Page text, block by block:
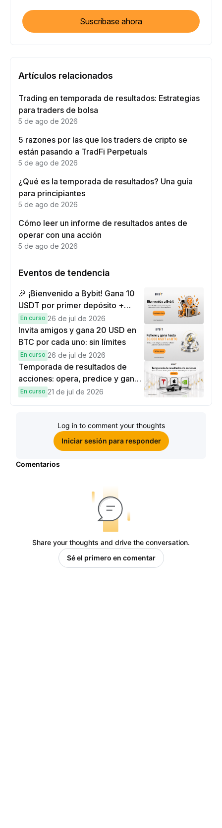
Suscríbase ahora
Artículos relacionados
Trading en temporada de resultados: Estrategias
para traders de bolsa
5 de ago de 2026
5 razones por las que los traders de cripto se
están pasando a TradFi Perpetuals
5 de ago de 2026
¿Qué es la temporada de resultados? Una guía
para principiantes
5 de ago de 2026
Cómo leer un informe de resultados antes de
operar con una acción
5 de ago de 2026
Eventos de tendencia
🎉 ¡Bienvenido a Bybit! Gana 10
USDT por primer depósito +
hasta 9,999 USDT en
recompensas
En curso 26 de jul de 2026
Invita amigos y gana 20 USD en
BTC por cada uno: sin límites
En curso 26 de jul de 2026
Temporada de resultados de
acciones: opera, predice y gana
una Cybertruck.
En curso 21 de jul de 2026
Log in to comment your thoughts
Iniciar sesión para responder
Comentarios
Share your thoughts and drive the conversation.
Sé el primero en comentar